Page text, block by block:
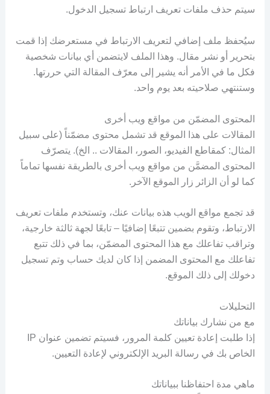
سيتم حذف ملفات تعريف ارتباط تسجيل الدخول.
سيُحفظ ملف إضافي لتعريف الارتباط في مستعرضك إذا قمت
بتحرير أو نشر مقال. وهذا الملف لايتضمن أي بيانات شخصية
فكل ما في الأمر أنه يشير إلى معرّف المقالة التي حررتها.
وستنتهي صلاحيته بعد يوم واحد.
المحتوى المضمّن من مواقع ويب أخرى
المقالات على هذا الموقع قد تشمل محتوى مضمّناً (على سبيل
المثال: كمقاطع الفيديو، الصور، المقالات .. الخ). يتصرّف
المحتوى المضمَّن من مواقع ويب أخرى بالطريقة نفسها تماماً
كما لو أن الزائر زار الموقع الآخر.
قد تجمع مواقع الويب هذه بيانات عنك، وتستخدم ملفات تعريف
الارتباط، وتقوم بضمين تتبعًا إضافيًا – تابعًا لجهة ثالثة خارجية،
وتراقب تفاعلك مع هذا المحتوى المضمّن، بما في ذلك تتبع
تفاعلك مع المحتوى المضمن إذا كان لديك حساب وتم تسجيل
دخولك إلى ذلك الموقع.
التحليلات
مع من نشارك بياناتك
إذا طلبت إعادة تعيين كلمة المرور، فسيتم تضمين عنوان IP
الخاص بك في رسالة البريد الإلكتروني لإعادة التعيين.
ماهي مدة احتفاظنا ببياناتك